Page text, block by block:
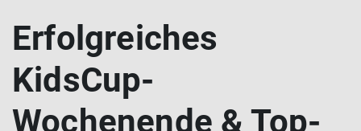
Erfolgreiches
KidsCup-
Wochenende & Top-